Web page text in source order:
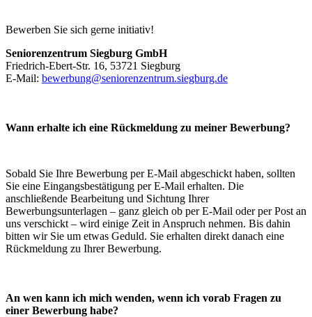
Bewerben Sie sich gerne initiativ!
Seniorenzentrum Siegburg GmbH
Friedrich-Ebert-Str. 16, 53721 Siegburg
E-Mail: bewerbung@seniorenzentrum.siegburg.de
Wann erhalte ich eine Rückmeldung zu meiner Bewerbung?
Sobald Sie Ihre Bewerbung per E-Mail abgeschickt haben, sollten
Sie eine Eingangsbestätigung per E-Mail erhalten. Die
anschließende Bearbeitung und Sichtung Ihrer
Bewerbungsunterlagen – ganz gleich ob per E-Mail oder per Post an
uns verschickt – wird einige Zeit in Anspruch nehmen. Bis dahin
bitten wir Sie um etwas Geduld. Sie erhalten direkt danach eine
Rückmeldung zu Ihrer Bewerbung.
An wen kann ich mich wenden, wenn ich vorab Fragen zu
einer Bewerbung habe?